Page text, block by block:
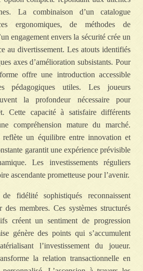
La combinaison d’un catalogue
ergonomiques, de méthodes de
engagement envers la sécurité crée un
au divertissement. Les atouts identifiés
axes d’amélioration subsistants. Pour
offre une introduction accessible
pédagogiques utiles. Les joueurs
la profondeur nécessaire pour
Cette capacité à satisfaire différents
compréhension mature du marché.
reflète un équilibre entre innovation et
garantit une expérience prévisible
Les investissements réguliers
ascendante prometteuse pour l’avenir.
fidélité sophistiqués reconnaissent
des membres. Ces systèmes structurés
créent un sentiment de progression
génère des points qui s’accumulent
l’investissement du joueur.
la relation transactionnelle en